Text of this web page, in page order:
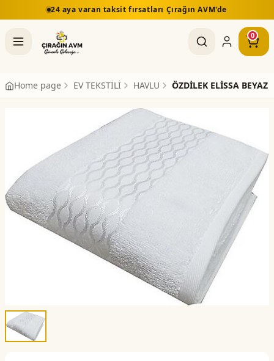
24 aya varan taksit fırsatları Çırağın AVM'de
0
Home page EV TEKSTİLİ HAVLU ÖZDİLEK ELİSSA BEYAZ